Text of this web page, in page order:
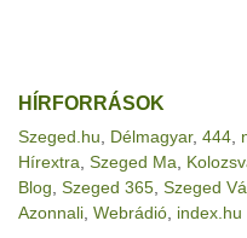
HÍRFORRÁSOK
Szeged.hu Délmagyar, 444
Hírextra Szeged Ma
Blog Szeged 365 Szeged
Azonnali Webrádió index.hu